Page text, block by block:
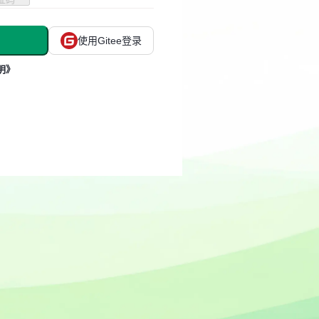
使用Gitee登录
》